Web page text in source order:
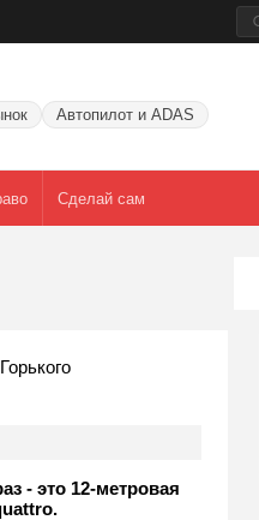
Автопилот и ADAS
Сделай сам
- это 12-метровая